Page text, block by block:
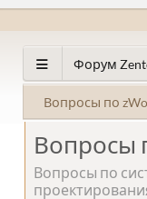
Форум
Вопросы по
Вопросы
Вопросы по